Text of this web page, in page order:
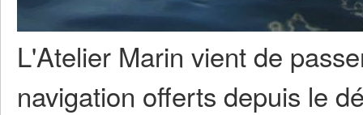
L'Atelier Marin vient de
navigation offerts depuis le